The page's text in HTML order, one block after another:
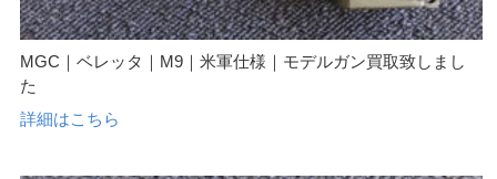
MGC｜ベレッタ｜M9｜米軍仕様｜モデルガン買取致しまし
た
詳細はこちら